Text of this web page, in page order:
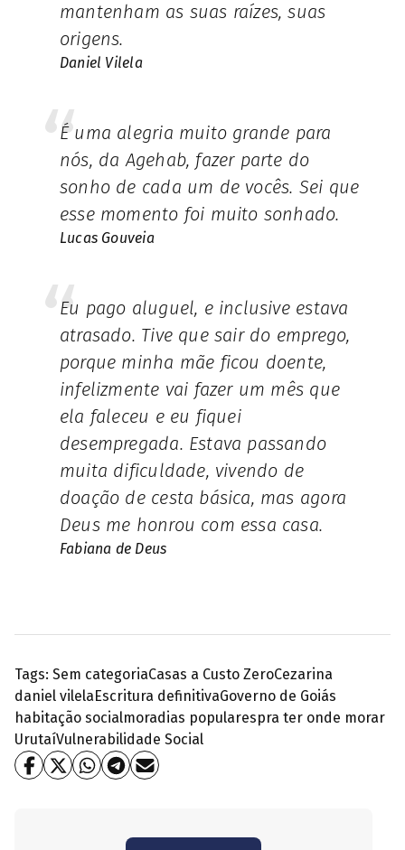
mantenham as suas raízes, suas
origens.
Daniel Vilela
É uma alegria muito grande para
nós, da Agehab, fazer parte do
sonho de cada um de vocês. Sei que
esse momento foi muito sonhado.
Lucas Gouveia
Eu pago aluguel, e inclusive estava
atrasado. Tive que sair do emprego,
porque minha mãe ficou doente,
infelizmente vai fazer um mês que
ela faleceu e eu fiquei
desempregada. Estava passando
muita dificuldade, vivendo de
doação de cesta básica, mas agora
Deus me honrou com essa casa.
Fabiana de Deus
Tags: Sem categoriaCasas a Custo ZeroCezarina
daniel vilela Escritura definitivaGoverno de Goiás
habitação socialmoradias popularespra ter onde morar
UrutaíVulnerabilidade Social